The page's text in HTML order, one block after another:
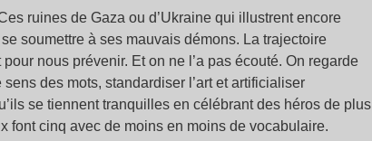
ruines de Gaza ou d’Ukraine qui illustrent encore
soumettre à ses mauvais démons. La trajectoire
nous prévenir. Et on ne l’a pas écouté. On regarde
des mots, standardiser l’art et artificialiser
se tiennent tranquilles en célébrant des héros de plus
font cinq avec de moins en moins de vocabulaire.